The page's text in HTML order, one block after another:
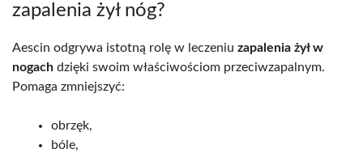
zapalenia żył nóg?
Aescin odgrywa istotną rolę w leczeniu zapalenia żył w
nogach dzięki swoim właściwościom przeciwzapalnym.
Pomaga zmniejszyć:
obrzęk,
bóle,